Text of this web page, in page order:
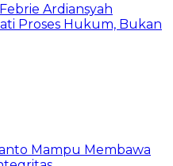
Ardiansyah
Proses Hukum, Bukan
Mampu Membawa